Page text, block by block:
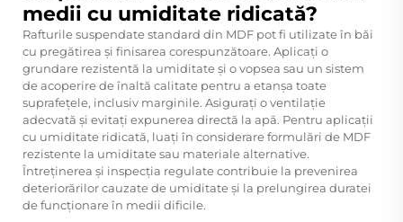
medii cu umiditate ridicată?
Rafturile suspendate standard din MDF pot fi utilizate în băi
cu pregătirea și finisarea corespunzătoare. Aplicați o
grundare rezistentă la umiditate și o vopsea sau un sistem
de acoperire de înaltă calitate pentru a etanșa toate
suprafețele, inclusiv marginile. Asigurați o ventilație
adecvată și evitați expunerea directă la apă. Pentru aplicații
cu umiditate ridicată, luați în considerare formulări de MDF
rezistente la umiditate sau materiale alternative.
Întreținerea și inspecția regulate contribuie la prevenirea
deteriorărilor cauzate de umiditate și la prelungirea duratei
de funcționare în medii dificile.